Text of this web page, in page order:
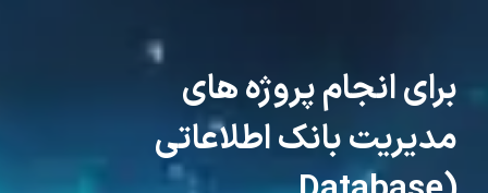
برای انجام پروژه های
مدیریت بانک اطلاعاتی